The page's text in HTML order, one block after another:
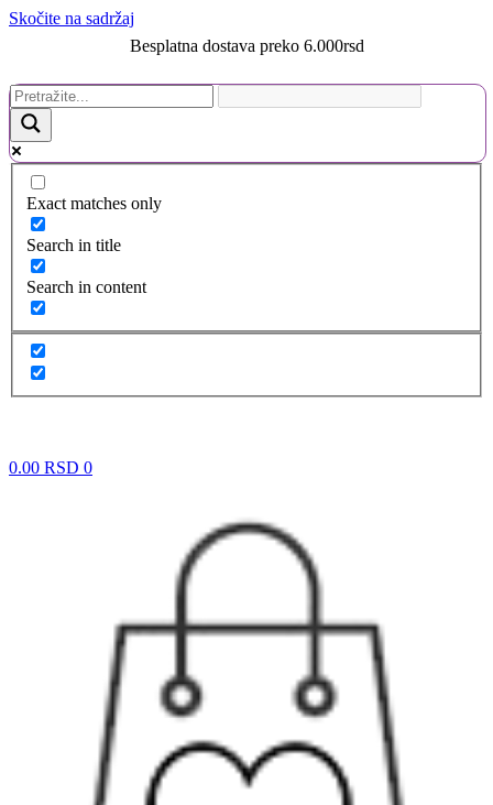
Skočite na sadržaj
Besplatna dostava preko 6.000rsd
Exact matches only
Search in title
Search in content
0.00 RSD 0